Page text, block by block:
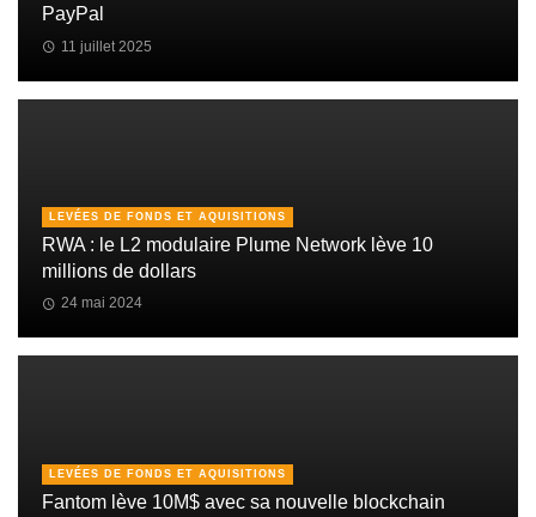
PayPal
11 juillet 2025
LEVÉES DE FONDS ET AQUISITIONS
RWA : le L2 modulaire Plume Network lève 10
millions de dollars
24 mai 2024
LEVÉES DE FONDS ET AQUISITIONS
Fantom lève 10M$ avec sa nouvelle blockchain